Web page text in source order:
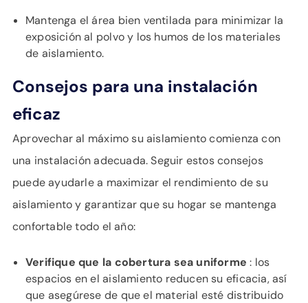
Mantenga el área bien ventilada para minimizar la
exposición al polvo y los humos de los materiales
de aislamiento.
Consejos para una instalación
eficaz
Aprovechar al máximo su aislamiento comienza con
una instalación adecuada. Seguir estos consejos
puede ayudarle a maximizar el rendimiento de su
aislamiento y garantizar que su hogar se mantenga
confortable todo el año:
Verifique que la cobertura sea uniforme : los
espacios en el aislamiento reducen su eficacia, así
que asegúrese de que el material esté distribuido